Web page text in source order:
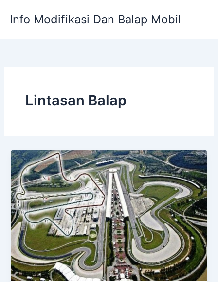
Info Modifikasi Dan Balap Mobil
Lintasan Balap